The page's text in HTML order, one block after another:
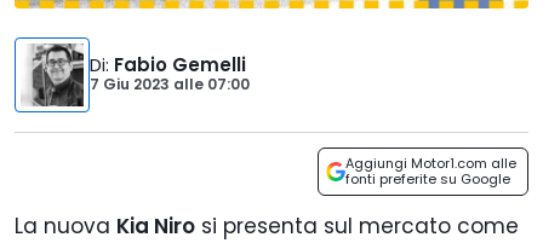
Di: Fabio Gemelli
7 Giu 2023 alle 07:00
Aggiungi Motor1.com alle
fonti preferite su Google
La nuova Kia Niro si presenta sul mercato come